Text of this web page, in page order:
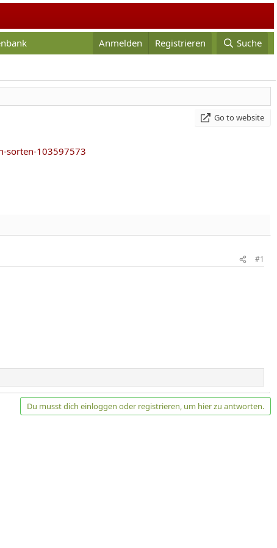
Anmelden Registrieren Suche
Go to website
sorten-103597573
#1
Du musst dich einloggen oder registrieren, um hier zu antworten.